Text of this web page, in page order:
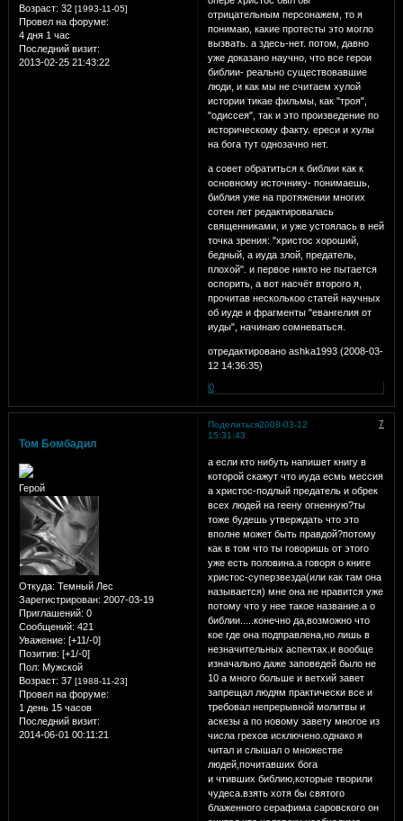
Возраст: 32 [1993-11-05]
Провел на форуме:
4 дня 1 час
Последний визит:
2013-02-25 21:43:22
отрицательным персонажем, то я
понимаю, какие протесты это могло
вызвать. а здесь-нет. потом, давно
уже доказано научно, что все герои
библии- реально существовавшие
люди, и как мы не считаем хулой
истории тикае фильмы, как "троя",
"одиссея", так и это произведение по
историческому факту. ереси и хулы
на бога тут однозачно нет.
а совет обратиться к библии как к
основному источнику- понимаешь,
библия уже на протяжении многих
сотен лет редактировалась
священниками, и уже устоялась в ней
точка зрения: "христос хороший,
бедный, а иуда злой, предатель,
плохой". и первое никто не пытается
оспорить, а вот насчёт второго я,
прочитав несколькоо статей научных
об иуде и фрагменты "евангелия от
иуды", начинаю сомневаться.
отредактировано ashka1993 (2008-03-
12 14:36:35)
0
Поделиться 7
2008-03-12
15:31:43
Том Бомбадил
Герой
Откуда: Темный Лес
Зарегистрирован: 2007-03-19
Приглашений: 0
Сообщений: 421
Уважение: [+11/-0]
Позитив: [+1/-0]
Пол: Мужской
Возраст: 37 [1988-11-23]
Провел на форуме:
1 день 15 часов
Последний визит:
2014-06-01 00:11:21
а если кто нибуть напишет книгу в
которой скажут что иуда есмь мессия
а христос-подлый предатель и обрек
всех людей на геену огненную?ты
тоже будешь утверждать что это
вполне может быть правдой?потому
как в том что ты говоришь от этого
уже есть половина.а говоря о книге
христос-суперзвезда(или как там она
называется) мне она не нравится уже
потому что у нее такое название.а о
библии.....конечно да,возможно что
кое где она подправлена,но лишь в
незначительных аспектах.и вообще
изначально даже заповедей было не
10 а много больше и ветхий завет
запрещал людям практически все и
требовал непрерывной молитвы и
аскезы а по новому завету многое из
числа грехов исключено.однако я
читал и слышал о множестве
людей,почитавших бога
и чтивших библию,которые творили
чудеса.взять хотя бы святого
блаженного серафима саровского он